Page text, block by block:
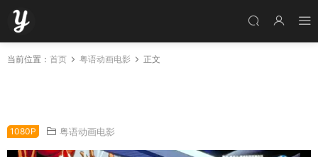
当前位置： 首页 粤语动画电影 正文
1080P 粤语动画电影